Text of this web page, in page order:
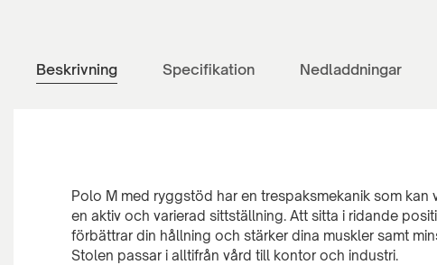
Beskrivning Specifikation Nedladdningar
Polo M med ryggstöd har en trespaksmekanik som
en aktiv och varierad sittställning. Att sitta i ridande
förbättrar din hållning och stärker dina muskler samt
Stolen passar i alltifrån vård till kontor och industri.